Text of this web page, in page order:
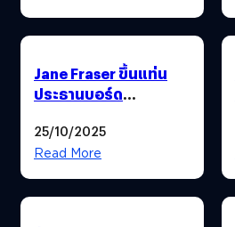
Jane Fraser ขึ้นแท่น
ประธานบอร์ด
ตำแหน่ง CEO รับหุ้น 25
ล้านเหรียญ
25/10/2025
Read More